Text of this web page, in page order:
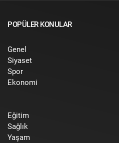
POPÜLER KONULAR
Genel
Siyaset
Spor
Ekonomi
Eğitim
Sağlık
Yaşam